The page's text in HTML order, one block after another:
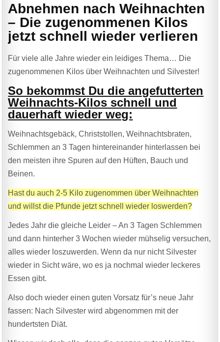
Abnehmen nach Weihnachten
– Die zugenommenen Kilos
jetzt schnell wieder verlieren
Für viele alle Jahre wieder ein leidiges Thema… Die
zugenommenen Kilos über Weihnachten und Silvester!
So bekommst Du die angefutterten
Weihnachts-Kilos schnell und
dauerhaft wieder weg:
Weihnachtsgebäck, Christstollen, Weihnachtsbraten,
Schlemmen an 3 Tagen hintereinander hinterlassen bei
den meisten ihre Spuren auf den Hüften, Bauch und
Beinen.
Hast du auch 2-5 Kilo zugenommen über Weihnachten
und willst die Pfunde jetzt schnell wieder loswerden?
Jedes Jahr die gleiche Leider – An 3 Tagen Schlemmen
und dann hinterher 3 Wochen wieder mühselig versuchen,
alles wieder loszuwerden. Wenn da nur nicht Silvester
wieder in Sicht wäre, wo es ja nochmal wieder leckeres
Essen gibt.
Also doch wieder einen guten Vorsatz für’s neue Jahr
fassen: Nach Silvester wird abgenommen mit der
hundertsten Diät.